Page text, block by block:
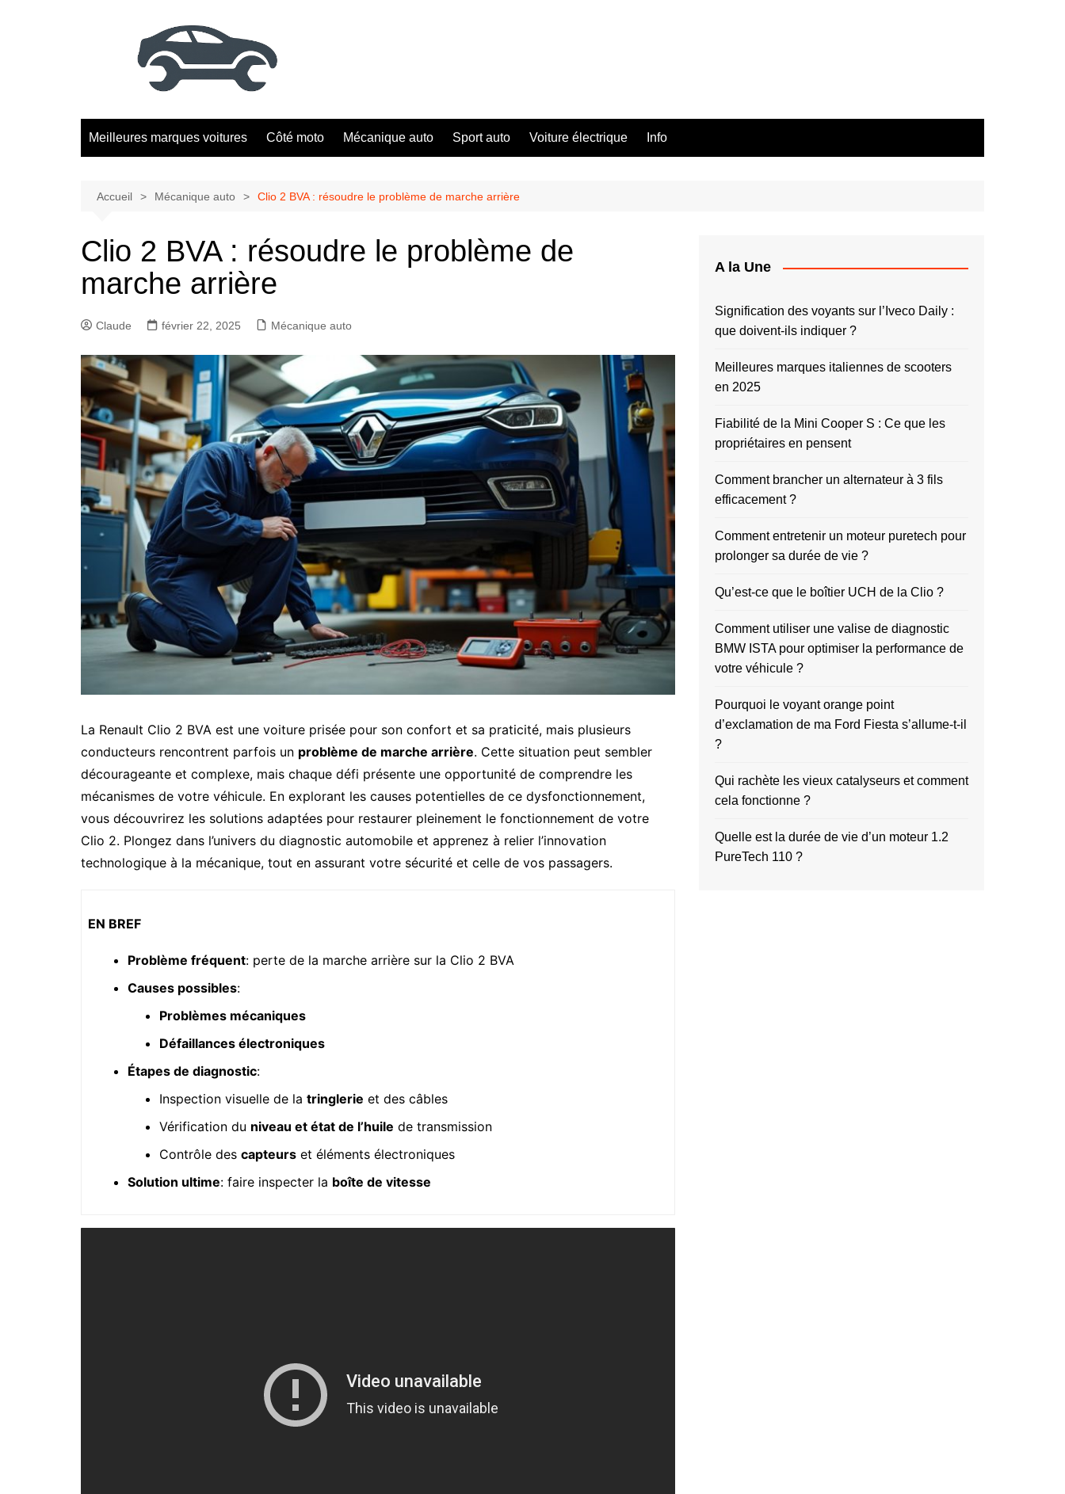
Meilleures marques voitures Côté moto Mécanique auto Sport auto Voiture électrique Info
Accueil Mécanique auto Clio 2 BVA : résoudre le problème de marche arrière
Clio 2 BVA : résoudre le problème de
marche arrière
Claude février 22, 2025 Mécanique auto
La Renault Clio 2 BVA est une voiture prisée pour son confort et sa praticité, mais plusieurs
conducteurs rencontrent parfois un problème de marche arrière. Cette situation peut sembler
décourageante et complexe, mais chaque défi présente une opportunité de comprendre les
mécanismes de votre véhicule. En explorant les causes potentielles de ce dysfonctionnement,
vous découvrirez les solutions adaptées pour restaurer pleinement le fonctionnement de votre
Clio 2. Plongez dans l’univers du diagnostic automobile et apprenez à relier l’innovation
technologique à la mécanique, tout en assurant votre sécurité et celle de vos passagers.
EN BREF
Problème fréquent: perte de la marche arrière sur la Clio 2 BVA
Causes possibles:
Problèmes mécaniques
Défaillances électroniques
Étapes de diagnostic:
Inspection visuelle de la tringlerie et des câbles
Vérification du niveau et état de l’huile de transmission
Contrôle des capteurs et éléments électroniques
Solution ultime: faire inspecter la boîte de vitesse
A la Une
Signification des voyants sur l’Iveco Daily :
que doivent-ils indiquer ?
Meilleures marques italiennes de scooters
en 2025
Fiabilité de la Mini Cooper S : Ce que les
propriétaires en pensent
Comment brancher un alternateur à 3 fils
efficacement ?
Comment entretenir un moteur puretech pour
prolonger sa durée de vie ?
Qu’est-ce que le boîtier UCH de la Clio ?
Comment utiliser une valise de diagnostic
BMW ISTA pour optimiser la performance de
votre véhicule ?
Pourquoi le voyant orange point
d’exclamation de ma Ford Fiesta s’allume-t-il
?
Qui rachète les vieux catalyseurs et comment
cela fonctionne ?
Quelle est la durée de vie d’un moteur 1.2
PureTech 110 ?